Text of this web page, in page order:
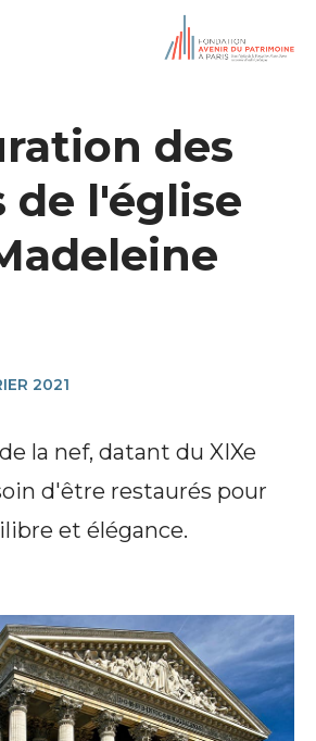
des
de l'église
2021
la nef, datant du XIXe
d'être restaurés pour
et élégance.